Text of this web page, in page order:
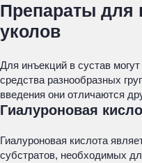
Препараты для
уколов
Для инъекций в сустав
средства разнообразных
введения они отличаются
Гиалуроновая
Гиалуроновая кислота
субстратов, необходимых